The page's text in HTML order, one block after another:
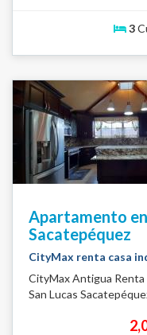
3
Apartamento
Sacatepéquez
CityMax renta casa
CityMax Antigua Renta
San Lucas